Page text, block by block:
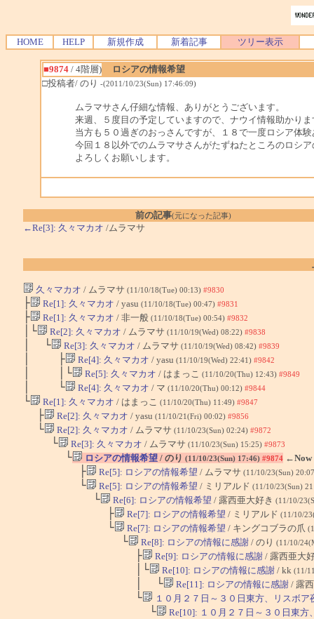
HOME HELP 新規作成 新着記事 ツリー表示
■9874/ 4階層)
ロシアの情報希望
□投稿者/ のり -(2011/10/23(Sun) 17:46:09)
ムラマサさん仔細な情報、ありがとうございます。
来週、５度目の予定していますので、ナウイ情報助かりま
当方も５０過ぎのおっさんですが、１８で一度ロシア体
今回１８以外でのムラマサさんがたずねたところのロシ
よろしくお願いします。
前の記事(元になった記事)
←Re[3]: 久々マカオ /ムラマサ
久々マカオ / ムラマサ (11/10/18(Tue) 00:13) #9830
├ Re[1]: 久々マカオ / yasu (11/10/18(Tue) 00:47) #9831
├ Re[1]: 久々マカオ / 非一般 (11/10/18(Tue) 00:54) #9832
│└ Re[2]: 久々マカオ / ムラマサ (11/10/19(Wed) 08:22) #9838
│ └ Re[3]: 久々マカオ / ムラマサ (11/10/19(Wed) 08:42) #9839
│ ├ Re[4]: 久々マカオ / yasu (11/10/19(Wed) 22:41) #9842
│ │└ Re[5]: 久々マカオ / はまっこ (11/10/20(Thu) 12:43) #9849
│ └ Re[4]: 久々マカオ / マ (11/10/20(Thu) 00:12) #9844
└ Re[1]: 久々マカオ / はまっこ (11/10/20(Thu) 11:49) #9847
├ Re[2]: 久々マカオ / yasu (11/10/21(Fri) 00:02) #9856
└ Re[2]: 久々マカオ / ムラマサ (11/10/23(Sun) 02:24) #9872
└ Re[3]: 久々マカオ / ムラマサ (11/10/23(Sun) 15:25) #9873
└ ロシアの情報希望/ のり (11/10/23(Sun) 17:46) #9874 ←Now
├ Re[5]: ロシアの情報希望 / ムラマサ (11/10/23(Sun)
└ Re[5]: ロシアの情報希望 / ミリアルド (11/10/23(Sun)
└ Re[6]: ロシアの情報希望 / 露西亜大好き (11/10/
├ Re[7]: ロシアの情報希望 / ミリアルド (11/10/
└ Re[7]: ロシアの情報希望 / キングコブラの爪
└ Re[8]: ロシアの情報に感謝/ のり (11/10/
├ Re[9]: ロシアの情報に感謝/ 露西亜大
│└ Re[10]: ロシアの情報に感謝/ kk (11/
│ └ Re[11]: ロシアの情報に感謝/ 露
└ １０月２７日～３０日東方、リスボア
└ Re[10]: １０月２７日～３０日東方